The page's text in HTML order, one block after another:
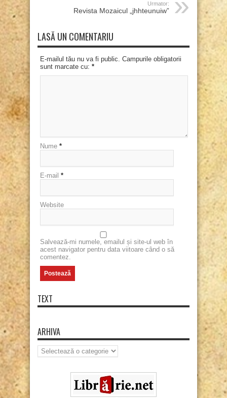
Urmator:
Revista Mozaicul „jhhteunuiw”
LASĂ UN COMENTARIU
E-mailul tău nu va fi public. Campurile obligatorii
sunt marcate cu: *
Nume *
E-mail *
Website
Salvează-mi numele, emailul și site-ul web în
acest navigator pentru data viitoare când o să
comentez.
TEXT
ARHIVA
Arhiva